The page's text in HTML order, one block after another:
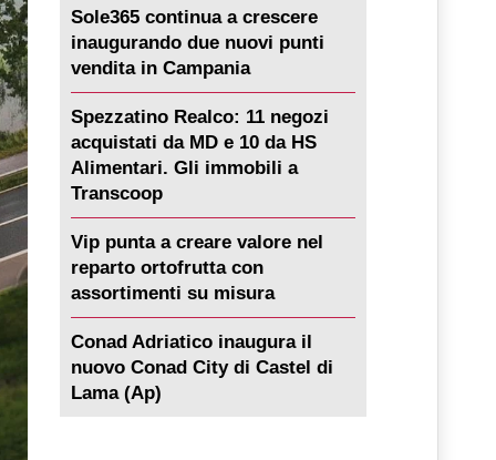
Sole365 continua a crescere
inaugurando due nuovi punti
vendita in Campania
Spezzatino Realco: 11 negozi
acquistati da MD e 10 da HS
Alimentari. Gli immobili a
Transcoop
Vip punta a creare valore nel
reparto ortofrutta con
assortimenti su misura
Conad Adriatico inaugura il
nuovo Conad City di Castel di
Lama (Ap)